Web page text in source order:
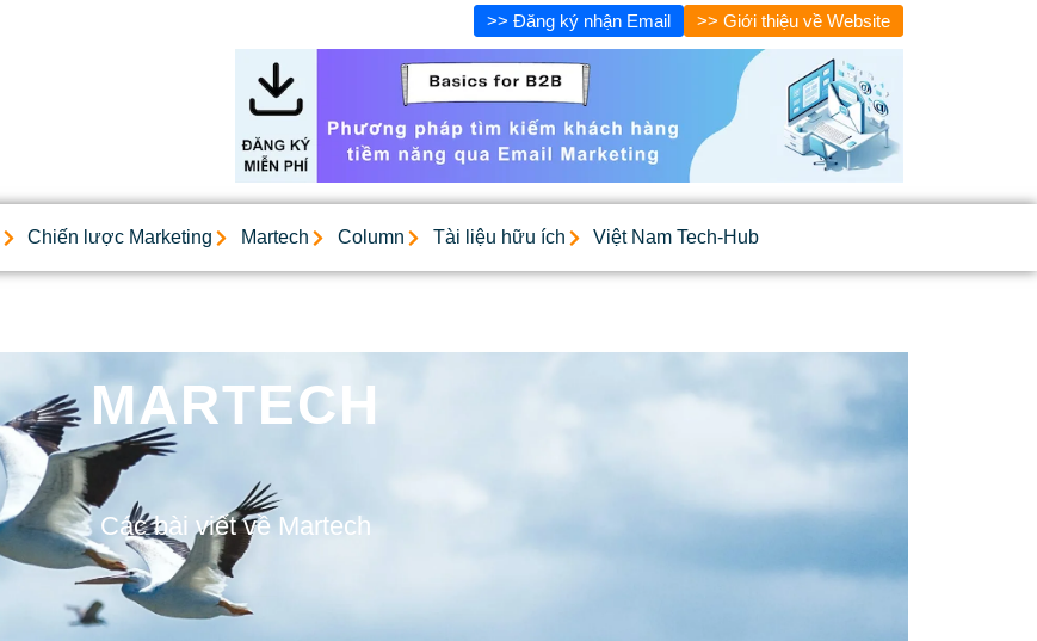
>> Giới thiệu về Website
>> Đăng ký nhận Email
Chiến lược Marketing Martech Column Tài liệu hữu ích Việt Nam Tech-Hub
MARTECH
Các bài viết về Martech